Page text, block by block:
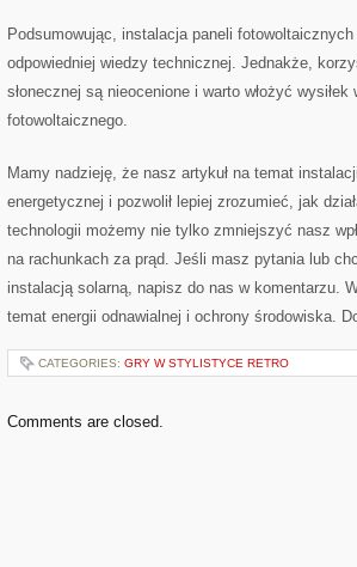
Podsumowując, ⁤instalacja paneli
odpowiedniej wiedzy technicznej. Jednakże,
słonecznej są nieocenione i⁢ warto włożyć
⁣fotowoltaicznego.
Mamy nadzieję, że⁣ nasz artykuł na temat
energetycznej i⁤ pozwolił lepiej zrozumieć, ⁤jak
technologii możemy nie tylko zmniejszyć nasz
na rachunkach za prąd.⁣ Jeśli masz pytania lub
instalacją solarną, ​napisz do nas w komentarzu.
temat energii odnawialnej⁤ i ochrony środowiska.
CATEGORIES: GRY W STYLISTYCE RETRO
Comments are closed.